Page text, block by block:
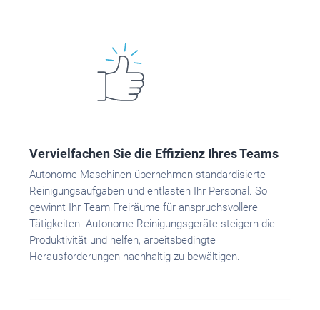
Vervielfachen Sie die Effizienz Ihres Teams
Autonome Maschinen übernehmen standardisierte
Reinigungsaufgaben und entlasten Ihr Personal. So
gewinnt Ihr Team Freiräume für anspruchsvollere
Tätigkeiten. Autonome Reinigungsgeräte steigern die
Produktivität und helfen, arbeitsbedingte
Herausforderungen nachhaltig zu bewältigen.